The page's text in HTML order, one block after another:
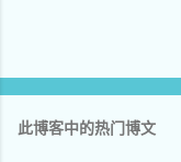
此博客中的热门博文